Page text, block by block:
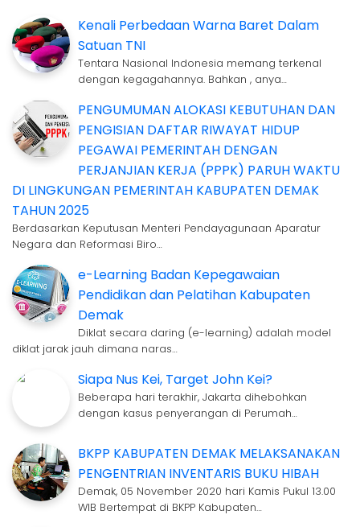
Kenali Perbedaan Warna Baret Dalam
Satuan TNI
Tentara Nasional Indonesia memang terkenal
dengan kegagahannya. Bahkan , anya…
PENGUMUMAN ALOKASI KEBUTUHAN DAN
PENGISIAN DAFTAR RIWAYAT HIDUP
PEGAWAI PEMERINTAH DENGAN
PERJANJIAN KERJA (PPPK) PARUH WAKTU
DI LINGKUNGAN PEMERINTAH KABUPATEN DEMAK
TAHUN 2025
Berdasarkan Keputusan Menteri Pendayagunaan Aparatur
Negara dan Reformasi Biro…
e-Learning Badan Kepegawaian
Pendidikan dan Pelatihan Kabupaten
Demak
Diklat secara daring (e-learning) adalah model
diklat jarak jauh dimana naras…
Siapa Nus Kei, Target John Kei?
Beberapa hari terakhir, Jakarta dihebohkan
dengan kasus penyerangan di Perumah…
BKPP KABUPATEN DEMAK MELAKSANAKAN
PENGENTRIAN INVENTARIS BUKU HIBAH
Demak, 05 November 2020 hari Kamis Pukul 13.00
WIB Bertempat di BKPP Kabupaten…